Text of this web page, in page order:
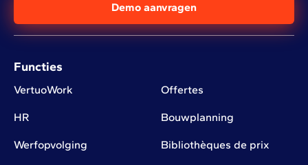
Demo aanvragen
Functies
VertuoWork Offertes
HR Bouwplanning
Werfopvolging Bibliothèques de prix